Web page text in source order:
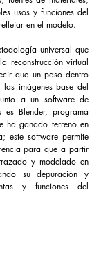
usos y funciones del
en el modelo.
universal que
reconstrucción virtual
que un paso dentro
imágenes base del
a un software de
Blender, programa
ha ganado terreno en
este software permite
para que a partir
y modelado en
su depuración y
y funciones del